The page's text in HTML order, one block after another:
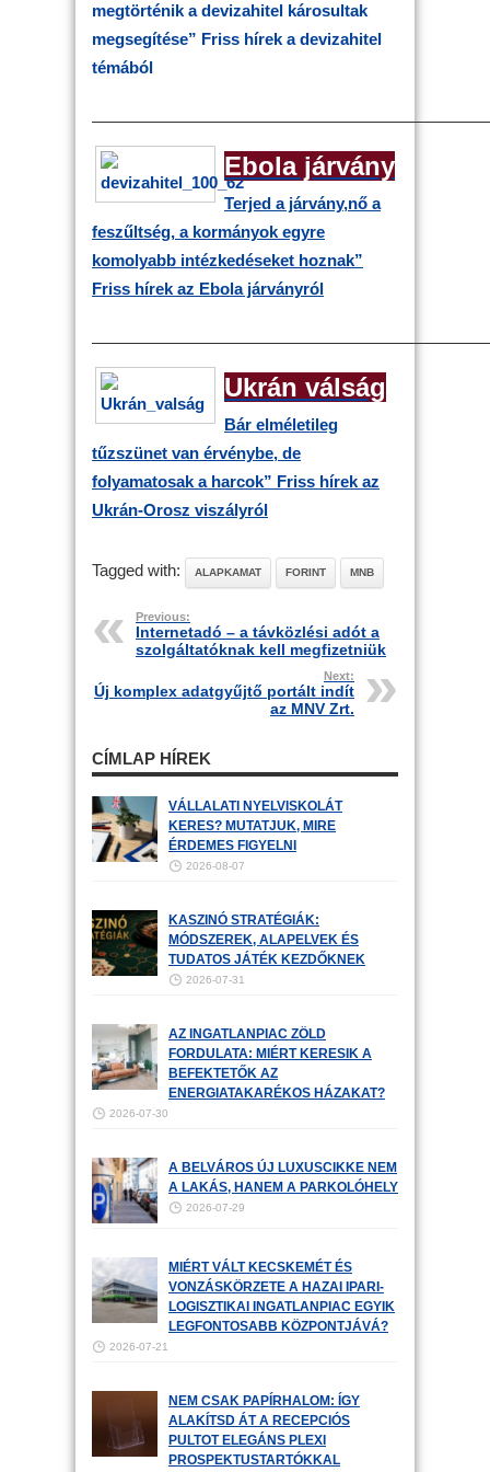
megtörténik a devizahitel károsultak
megsegítése” Friss hírek a devizahitel
témából
Ebola járvány
Terjed a járvány,nő a
feszűltség, a kormányok egyre
komolyabb intézkedéseket hoznak”
Friss hírek az Ebola járványról
Ukrán válság
Bár elméletileg
tűzszünet van érvénybe, de
folyamatosak a harcok” Friss hírek az
Ukrán-Orosz viszályról
Tagged with: ALAPKAMAT FORINT MNB
Previous:
Internetadó – a távközlési adót a
szolgáltatóknak kell megfizetniük
Next:
Új komplex adatgyűjtő portált indít
az MNV Zrt.
CÍMLAP HÍREK
VÁLLALATI NYELVISKOLÁT
KERES? MUTATJUK, MIRE
ÉRDEMES FIGYELNI
2026-08-07
KASZINÓ STRATÉGIÁK:
MÓDSZEREK, ALAPELVEK ÉS
TUDATOS JÁTÉK KEZDŐKNEK
2026-07-31
AZ INGATLANPIAC ZÖLD
FORDULATA: MIÉRT KERESIK A
BEFEKTETŐK AZ
ENERGIATAKARÉKOS HÁZAKAT?
2026-07-30
A BELVÁROS ÚJ LUXUSCIKKE NEM
A LAKÁS, HANEM A PARKOLÓHELY
2026-07-29
MIÉRT VÁLT KECSKEMÉT ÉS
VONZÁSKÖRZETE A HAZAI IPARI-
LOGISZTIKAI INGATLANPIAC EGYIK
LEGFONTOSABB KÖZPONTJÁVÁ?
2026-07-21
NEM CSAK PAPÍRHALOM: ÍGY
ALAKÍTSD ÁT A RECEPCIÓS
PULTOT ELEGÁNS PLEXI
PROSPEKTUSTARTÓKKAL